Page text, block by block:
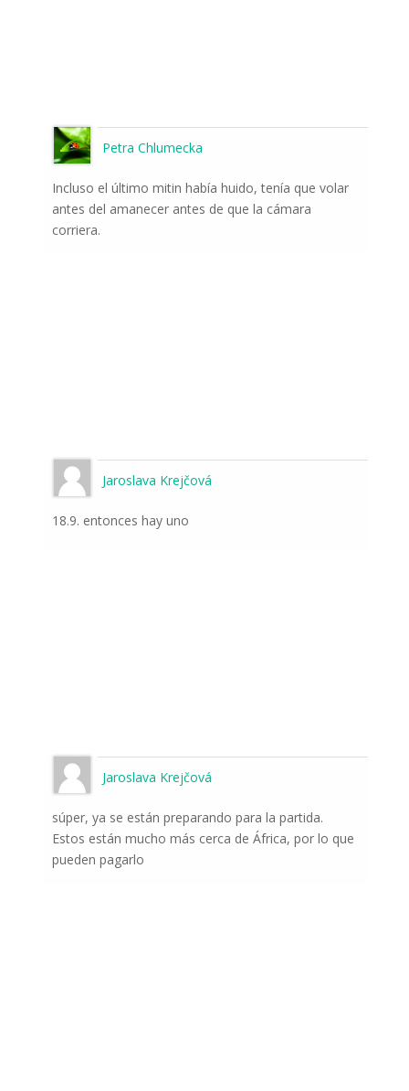
Petra Chlumecka
Incluso el último mitin había huido, tenía que volar
antes del amanecer antes de que la cámara
corriera.
Jaroslava Krejčová
18.9. entonces hay uno
Jaroslava Krejčová
súper, ya se están preparando para la partida.
Estos están mucho más cerca de África, por lo que
pueden pagarlo